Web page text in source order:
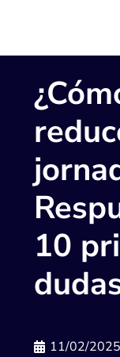
10
11/02/2025